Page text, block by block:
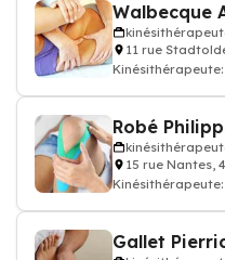
Walbecque
11 rue
Robé
15 rue Nantes,
Gallet